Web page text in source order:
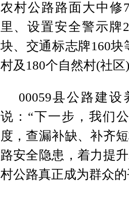
农村公路路面大中修
里、设置安全警示牌
块、交通标志牌160
村及180个自然村(社区
00059县公路建
说：“下一步，我们
度，查漏补缺、补齐
路安全隐患，着力提
村公路真正成为群众